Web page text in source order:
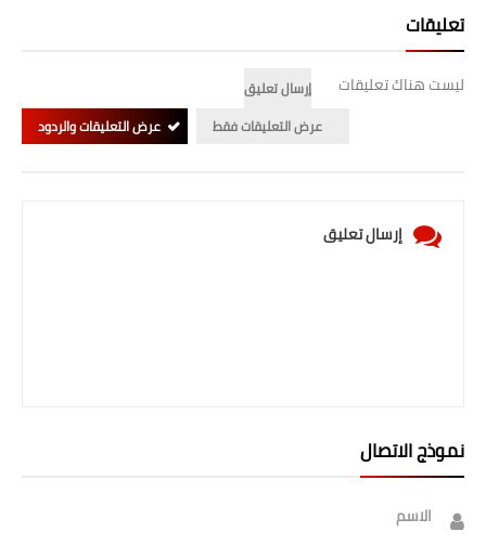
تعليقات
ليست هناك تعليقات
إرسال تعليق
عرض التعليقات فقط
عرض التعليقات والردود
إرسال تعليق
نموذج الاتصال
الاسم